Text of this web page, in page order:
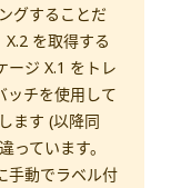
グすることだ
を取得する
ージ X.1 をトレ
ッチを使用して
ます (以降同
ています。
手動でラベル付